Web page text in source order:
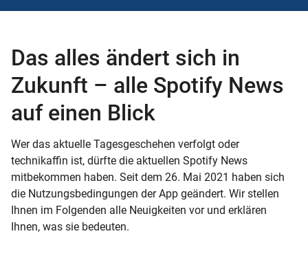
Das alles ändert sich in
Zukunft – alle Spotify News
auf einen Blick
Wer das aktuelle Tagesgeschehen verfolgt oder
technikaffin ist, dürfte die aktuellen Spotify News
mitbekommen haben. Seit dem 26. Mai 2021 haben sich
die Nutzungsbedingungen der App geändert. Wir stellen
Ihnen im Folgenden alle Neuigkeiten vor und erklären
Ihnen, was sie bedeuten.